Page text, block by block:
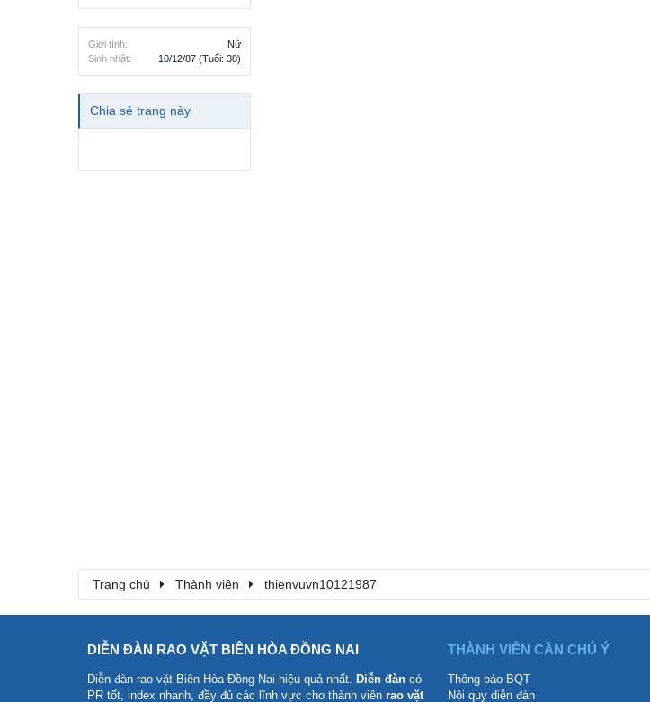
Giới tính:
Nữ
Sinh nhật:
10/12/87 (Tuổi: 38)
Chia sẻ trang này
Trang chủ Thành viên thienvuvn10121987
DIỄN ĐÀN RAO VẶT BIÊN HÒA ĐỒNG NAI
Diễn đàn rao vặt Biên Hòa Đồng Nai hiệu quả nhất. Diễn đàn có
PR tốt, index nhanh, đầy đủ các lĩnh vực cho thành viên rao vặt
THÀNH VIÊN CẦN CHÚ Ý
Thông báo BQT
Nội quy diễn đàn